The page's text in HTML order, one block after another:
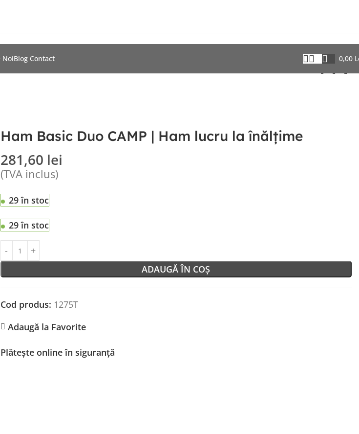
NoiBlog Contact 0,00
Ham Basic Duo CAMP | Ham lucru la înălțime
281,60 lei
(TVA inclus)
29 în stoc
29 în stoc
ADAUGĂ ÎN COȘ
Cod produs: 1275T
Adaugă la Favorite
Plătește online în siguranță